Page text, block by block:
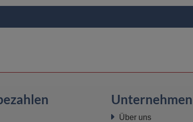
Unternehmen
Über uns